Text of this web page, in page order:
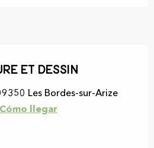
et Dessin
Les Bordes-sur-Arize
Cómo llegar